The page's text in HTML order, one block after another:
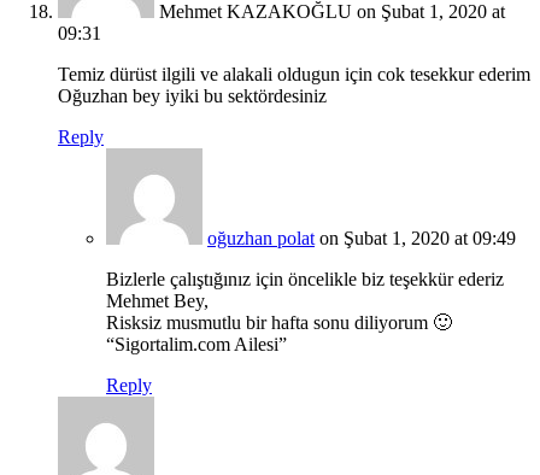
Mehmet KAZAKOĞLU on Şubat 1, 2020 at
09:31
Temiz dürüst ilgili ve alakali oldugun için cok tesekkur ederim
Oğuzhan bey iyiki bu sektördesiniz
Reply
oğuzhan polat on Şubat 1, 2020 at 09:49
Bizlerle çalıştığınız için öncelikle biz teşekkür ederiz
Mehmet Bey,
Risksiz musmutlu bir hafta sonu diliyorum 🙂
“Sigortalim.com Ailesi”
Reply